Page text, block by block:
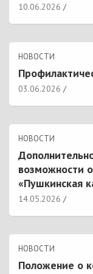
10.06.2026
НОВОСТИ
03.06.2026
НОВОСТИ
возможности
«Пушкинская
14.05.2026
НОВОСТИ
Положение о